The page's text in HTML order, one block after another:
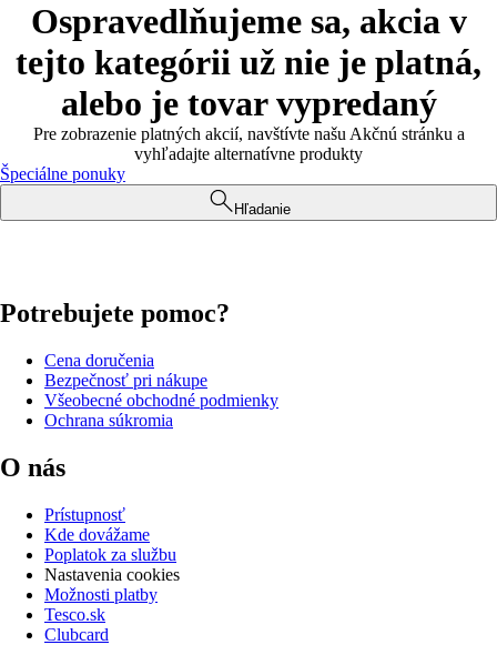
Ospravedlňujeme sa, akcia v
tejto kategórii už nie je platná,
alebo je tovar vypredaný
Pre zobrazenie platných akcií, navštívte našu Akčnú stránku a
vyhľadajte alternatívne produkty
Špeciálne ponuky
Hľadanie
Potrebujete pomoc?
Cena doručenia
Bezpečnosť pri nákupe
Všeobecné obchodné podmienky
Ochrana súkromia
O nás
Prístupnosť
Kde dovážame
Poplatok za službu
Nastavenia cookies
Možnosti platby
Tesco.sk
Clubcard